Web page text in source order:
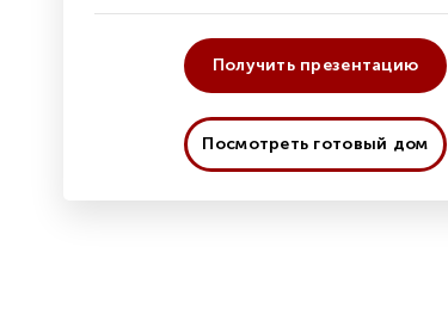
Получить презентацию
Посмотреть готовый дом